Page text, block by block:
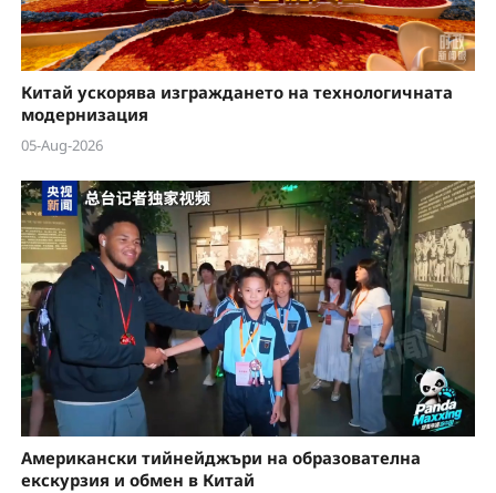
Китай ускорява изграждането на технологичната
модернизация
05-Aug-2026
Американски тийнейджъри на образователна
екскурзия и обмен в Китай